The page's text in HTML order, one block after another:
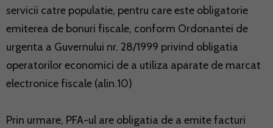
servicii catre populatie, pentru care este obligatorie
emiterea de bonuri fiscale, conform Ordonantei de
urgenta a Guvernului nr. 28/1999 privind obligatia
operatorilor economici de a utiliza aparate de marcat
electronice fiscale (alin.10)
Prin urmare, PFA-ul are obligatia de a emite facturi